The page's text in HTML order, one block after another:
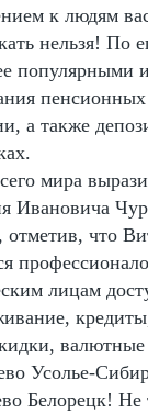
к людям
нельзя! По
популярными
а также
мира
Ивановича
отметив, что
лицам
Усолье-
Белорецк! Не